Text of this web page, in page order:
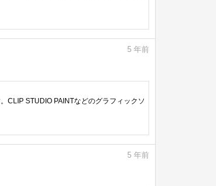
5 年前
CLIP STUDIO PAINTなどのグラフィックソ
5 年前